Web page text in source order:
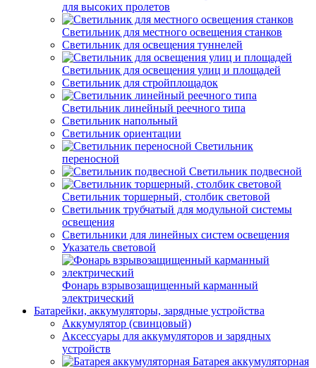
для высоких пролетов
Светильник для местного освещения станков
Светильник для освещения туннелей
Светильник для освещения улиц и площадей
Светильник для стройплощадок
Светильник линейный реечного типа
Светильник напольный
Светильник ориентации
Светильник
переносной
Светильник подвесной
Светильник торшерный, столбик световой
Светильник трубчатый для модульной системы
освещения
Светильники для линейных систем освещения
Указатель световой
Фонарь взрывозащищенный карманный
электрический
Батарейки, аккумуляторы, зарядные устройства
Аккумулятор (свинцовый)
Аксессуары для аккумуляторов и зарядных
устройств
Батарея аккумуляторная